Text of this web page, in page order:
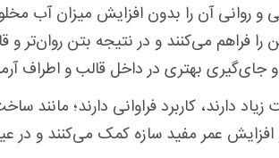
و روانی آن را بدون افزایش میزان آب
می‌کنند و در نتیجه بتن روان‌تر و
بهتری در داخل قالب و اطراف
زیاد دارند، کاربرد فراوانی دارند؛
عمر مفید سازه کمک می‌کنند و